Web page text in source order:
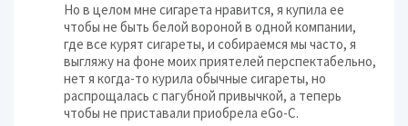
Но в целом мне сигарета нравится, я купила ее
чтобы не быть белой вороной в одной компании,
где все курят сигареты, и собираемся мы часто, я
выгляжу на фоне моих приятелей перспектабельно,
нет я когда-то курила обычные сигареты, но
распрощалась с пагубной привычкой, а теперь
чтобы не приставали приобрела eGo-C.